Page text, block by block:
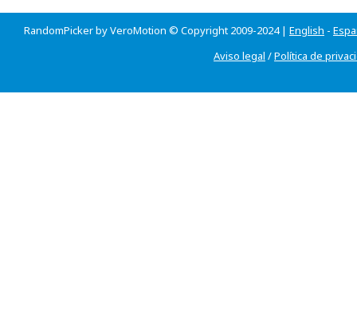
RandomPicker by VeroMotion © Copyright 2009-2024 | English -
Aviso legal /Política de